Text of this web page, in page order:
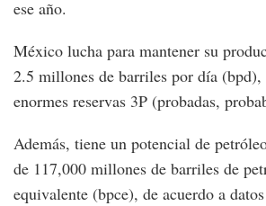
ese año.
México lucha para mantener su
2.5 millones de barriles por día (bpd),
enormes reservas 3P (probadas,
Además, tiene un potencial de
de 117,000 millones de barriles de
equivalente (bpce), de acuerdo a